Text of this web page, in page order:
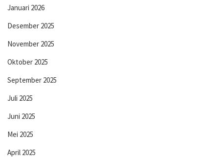
Januari 2026
Desember 2025
November 2025
Oktober 2025
September 2025
Juli 2025
Juni 2025
Mei 2025
April 2025